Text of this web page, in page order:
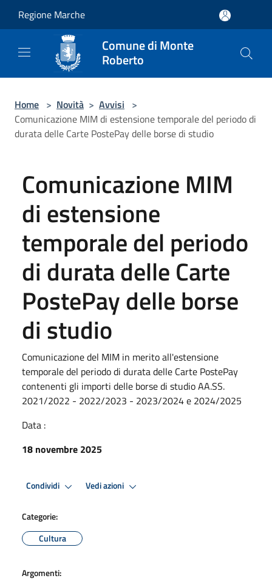
Regione Marche
Comune di Monte
Roberto
Home > Novità > Avvisi >
Comunicazione MIM di estensione temporale del periodo di
durata delle Carte PostePay delle borse di studio
Comunicazione MIM
di estensione
temporale del periodo
di durata delle Carte
PostePay delle borse
di studio
Comunicazione del MIM in merito all'estensione
temporale del periodo di durata delle Carte PostePay
contenenti gli importi delle borse di studio AA.SS.
2021/2022 - 2022/2023 - 2023/2024 e 2024/2025
Data :
18 novembre 2025
Condividi Vedi azioni
Categorie:
Cultura
Argomenti: